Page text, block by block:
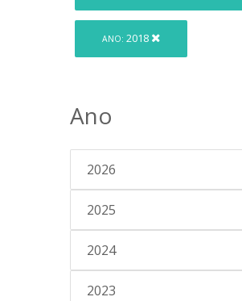
ANO: 2018
Ano
2026
2025
2024
2023